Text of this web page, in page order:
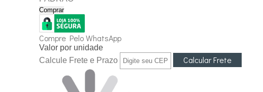
Comprar
Compre Pelo WhatsApp
Valor por unidade
Calcule Frete e Prazo